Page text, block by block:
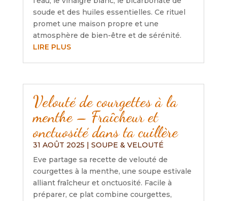
soude et des huiles essentielles. Ce rituel
promet une maison propre et une
atmosphère de bien-être et de sérénité.
LIRE PLUS
Velouté de courgettes à la
menthe – Fraîcheur et
onctuosité dans ta cuillère
31 AOÛT 2025 | SOUPE & VELOUTÉ
Eve partage sa recette de velouté de
courgettes à la menthe, une soupe estivale
alliant fraîcheur et onctuosité. Facile à
préparer, ce plat combine courgettes,